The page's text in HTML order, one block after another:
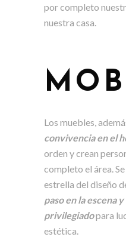
por completo
nuestra casa.
Los muebles,
convivencia en el
orden y crean
completo el área.
estrella del diseño
paso en la escena
privilegiadopara
estética.